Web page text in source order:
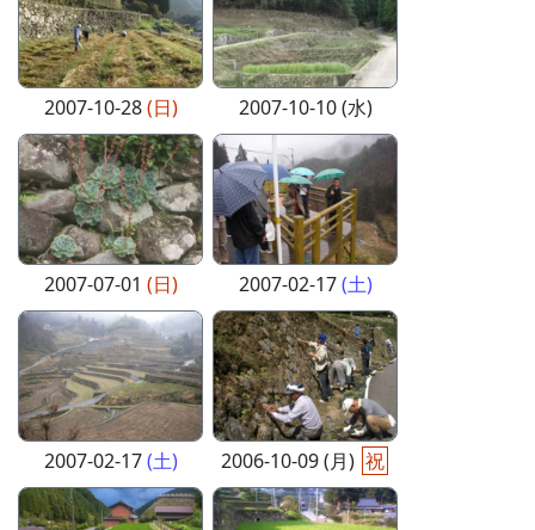
2007-10-28(日) 2007-10-10 (水)
2007-07-01 (日) 2007-02-17(土)
2007-02-17(土) 2006-10-09 (月) 祝